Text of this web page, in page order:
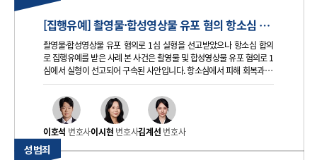
[집행유예] 촬영물·합성영상물 유포 혐의 항소심 합의로 집행유예 선고된 사례
촬영물·합성영상물 유포 혐의로 1심 실형을 선고받았으나 항소심 합의
로 집행유예를 받은 사례 본 사건은 촬영물 및 합성영상물 유포 혐의로 1
심에서 실형이 선고되어 구속된 사안입니다. 항소심에서 피해 회복과 합
의를 중심으로 대응 방향을 재정립한 결과, 집행유예가 선고되어 석방된
사례입니다. 의뢰인 혐의 의뢰인은 성관계 촬영물과 합성영상물을
이호석 변호사이시현 변호사김계선 변호사
성범죄